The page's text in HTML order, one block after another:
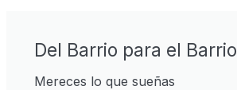
Del Barrio para el Barrio
Mereces lo que sueñas